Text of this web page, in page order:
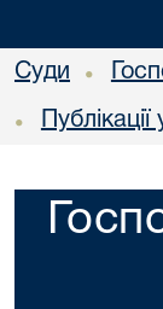
Суди •
• Публікації